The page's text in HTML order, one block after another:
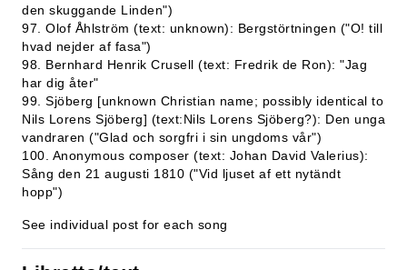
den skuggande Linden")
97. Olof Åhlström (text: unknown): Bergstörtningen ("O! till
hvad nejder af fasa")
98. Bernhard Henrik Crusell (text: Fredrik de Ron): "Jag
har dig åter"
99. Sjöberg [unknown Christian name; possibly identical to
Nils Lorens Sjöberg] (text:Nils Lorens Sjöberg?): Den unga
vandraren ("Glad och sorgfri i sin ungdoms vår")
100. Anonymous composer (text: Johan David Valerius):
Sång den 21 augusti 1810 ("Vid ljuset af ett nytändt
hopp")
See individual post for each song